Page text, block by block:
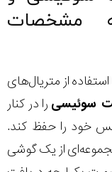
مشخصات
از متریال‌های
سوئیسی را در کنار
خود را حفظ کند.
مجموعه‌ای از یک گوشی